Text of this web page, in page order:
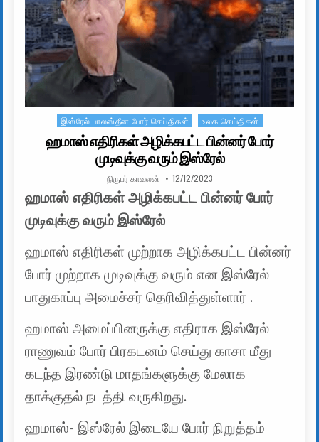
Posted in
இஸ்ரேல் பாலஸ்தீன போர் செய்திகள் உலக செய்திகள்
ஹமாஸ் எதிரிகள் அழிக்கபட்ட பின்னர் போர்
முடிவுக்கு வரும் இஸ்ரேல்
AUTHOR:
நிருபர் காவலன் PUBLISHED DATE:
12/12/2023
ஹமாஸ் எதிரிகள் அழிக்கபட்ட பின்னர் போர்
முடிவுக்கு வரும் இஸ்ரேல்
ஹமாஸ் எதிரிகள் முற்றாக அழிக்கபட்ட பின்னர்
போர் முற்றாக முடிவுக்கு வரும் என இஸ்ரேல்
பாதுகாப்பு அமைச்சர் தெரிவித்துள்ளார் .
ஹமாஸ் அமைப்பினருக்கு எதிராக இஸ்ரேல்
ராணுவம் போர் பிரகடனம் செய்து காசா மீது
கடந்த இரண்டு மாதங்களுக்கு மேலாக
தாக்குதல் நடத்தி வருகிறது.
ஹமாஸ்- இஸ்ரேல் இடையே போர் நிறுத்தம்